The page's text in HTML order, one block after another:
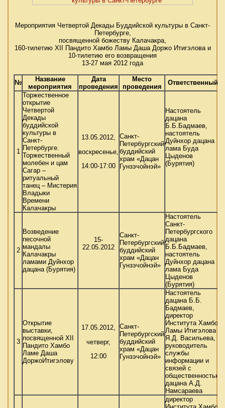
Мероприятия Четвертой Декады Буддийской культуры в Санкт-
Петербурге,
посвященной божеству Калачакра,
160-тилетию XII Пандито Хамбо Ламы Даша Доржо Итигэлова и
10-тилетию его возвращения
13-27 мая 2012 года
№
Название
мероприятия
Дата
проведения
Место
проведения
Ответственный
1
Торжественное
открытие
Четвертой
Декады
буддийской
культуры в
Санкт-
Петербурге.
Торжественный
молебен и цам
Сагар –
ритуальный
танец – Мистерия
Владыки
Времени
Калачакры
13.05.2012,
воскресенье,
14:00-17:00
Санкт-
Петербургский
буддийский
храм «Дацан
Гунзэчойнэй»
Настоятель
дацана
Б.Б.Бадмаев,
настоятель
Дуйнхор дацана
лама Буда
Цыденов
(Бурятия)
2
Возведение
песочной
мандалы
Калачакры
ламами Дуйнхор
дацана (Бурятия)
15-
22.05.2012
Санкт-
Петербургский
буддийский
храм «Дацан
Гунзэчойнэй»
Настоятель
Санкт-
Петербургского
дацана
Б.Б.Бадмаев,
настоятель
Дуйнхор дацана
лама Буда
Цыденов
(Бурятия)
3
Открытие
выставки,
посвященной XII
Пандито Хамбо
Ламе Даша
ДоржоИтигэлову
17.05.2012,
четверг,
12:00
Санкт-
Петербургский
буддийский
храм «Дацан
Гунзэчойнэй»
Настоятель
дацана Б.Б.
Бадмаев,
директор
Института Хамбо
Ламы Итигэлова
Я.Д. Васильева,
руководитель
службы
информации и
связей с
общественностью
дацана А.Д.
Намсараева
директор